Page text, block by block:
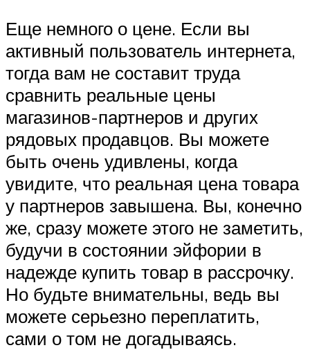
Еще немного о цене. Если вы
активный пользователь интернета,
тогда вам не составит труда
сравнить реальные цены
магазинов-партнеров и других
рядовых продавцов. Вы можете
быть очень удивлены, когда
увидите, что реальная цена товара
у партнеров завышена. Вы, конечно
же, сразу можете этого не заметить,
будучи в состоянии эйфории в
надежде купить товар в рассрочку.
Но будьте внимательны, ведь вы
можете серьезно переплатить,
сами о том не догадываясь.